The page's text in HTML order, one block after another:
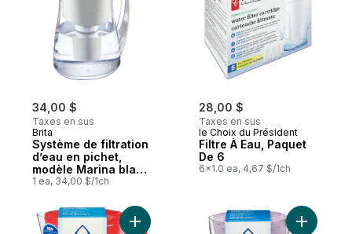
34,00 $
Taxes en sus
Brita
Système de filtration
d’eau en pichet,
modèle Marina blanc
de 8 tasses avec 1
1 ea, 34,00 $/1ch
28,00 $
Taxes en sus
le Choix du Président
Filtre À Eau, Paquet
De 6
6x1.0 ea, 4,67 $/1ch
Ajouter Petit pichet de filtration d’eau
Ajouter